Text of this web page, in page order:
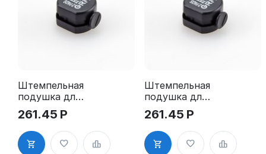
Штемпельная
подушка для
GRM R12
2Pads
261.45 Р
Штемпельная
подушка для
GRM R12
2Pads, синяя
261.45 Р